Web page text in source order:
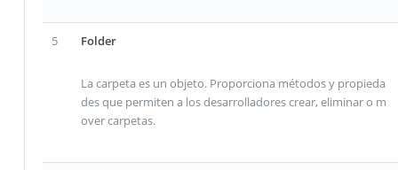
5 Folder
La carpeta es un objeto. Proporciona métodos y propieda
des que permiten a los desarrolladores crear, eliminar o m
over carpetas.